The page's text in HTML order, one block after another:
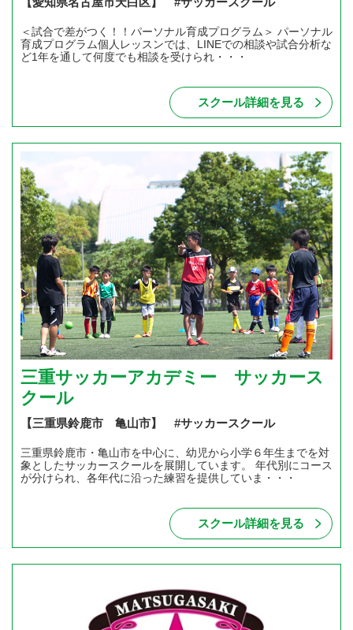
＜試合で差がつく！！パーソナル育成プログラム＞ パーソナル
育成プログラム個人レッスンでは、LINEでの相談や試合分析な
ど1年を通して何度でも相談を受けられ・・・
スクール詳細を見る
三重サッカーアカデミー サッカース
クール
【三重県鈴鹿市 亀山市】 #サッカースクール
三重県鈴鹿市・亀山市を中心に、幼児から小学６年生までを対
象としたサッカースクールを展開しています。 年代別にコース
が分けられ、各年代に沿った練習を提供していま・・・
スクール詳細を見る